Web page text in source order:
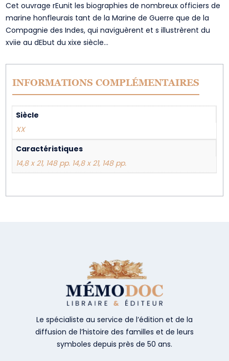
Cet ouvrage rEunit les biographies de nombreux officiers de
marine honfleurais tant de la Marine de Guerre que de la
Compagnie des Indes, qui naviguèrent et s illustrèrent du
xviie au dEbut du xixe siècle…
INFORMATIONS COMPLÉMENTAIRES
Siècle
XX
Caractéristiques
14,8 x 21, 148 pp. 14,8 x 21, 148 pp.
Le spécialiste au service de l’édition et de la
diffusion de l’histoire des familles et de leurs
symboles depuis près de 50 ans.